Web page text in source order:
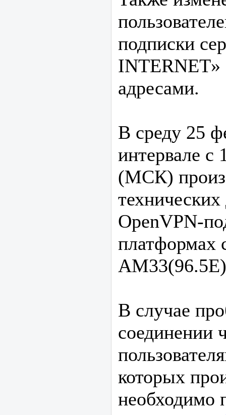
подписки
INTERNET»
адресами.
В среду 25
интервале с
(МСК)
OpenVPN-
платформах
В случае
соединении
которых
необходимо